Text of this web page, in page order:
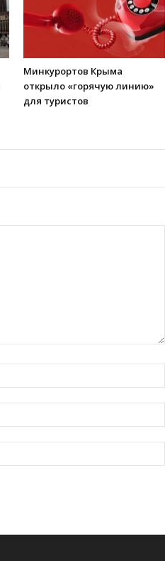
Минкурортов Крыма
открыло «горячую линию»
для туристов